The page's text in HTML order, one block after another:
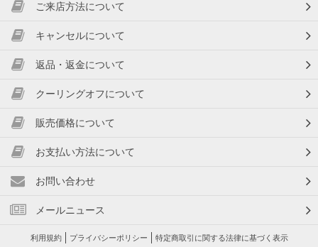
ご来店方法について
キャンセルについて
返品・返金について
クーリングオフについて
販売価格について
お支払い方法について
お問い合わせ
メールニュース
利用規約 プライバシーポリシー 特定商取引に関する法律に基づく表示